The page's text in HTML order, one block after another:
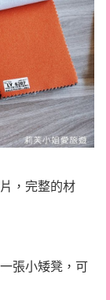
，完整的材
張小矮凳，可